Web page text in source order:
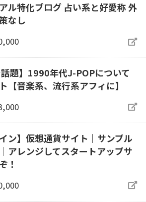
ル特化ブログ 占い系と好愛称 外
なし
題】1990年代J-POPについて
【音楽系、流行系アフィに】
イン】仮想通貨サイト｜サンプル
アレンジしてスタートアップサ
！